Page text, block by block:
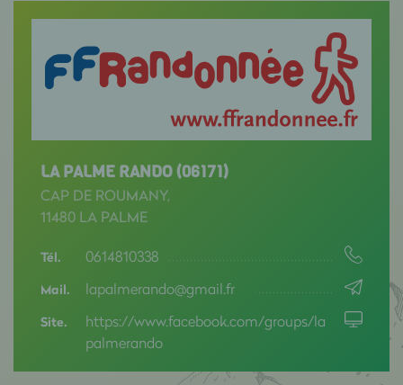
LA PALME RANDO (06171)
CAP DE ROUMANY,
11480 LA PALME
Tél. 0614810338
Mail. lapalmerando@gmail.fr
Site.
https://www.facebook.com/groups/la
palmerando